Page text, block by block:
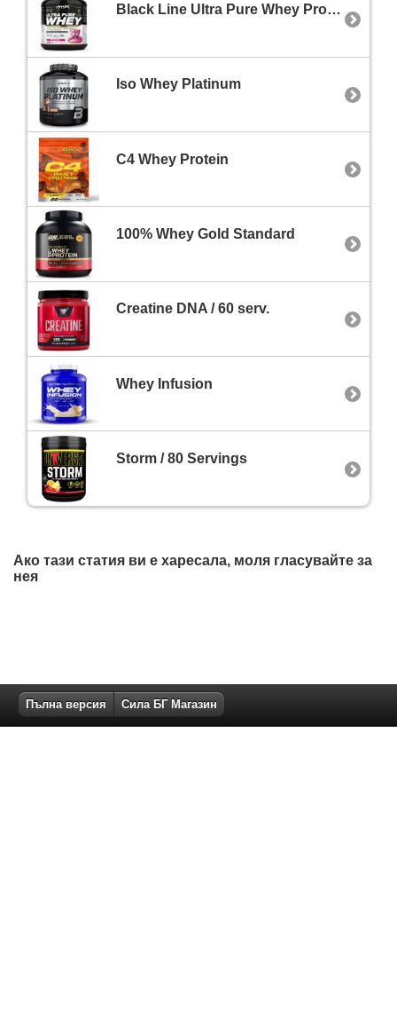
Black Line Ultra Pure Whey Protein
Iso Whey Platinum
C4 Whey Protein
100% Whey Gold Standard
Creatine DNA / 60 serv.
Whey Infusion
Storm / 80 Servings
Ако тази статия ви е харесала, моля гласувайте за
нея
Пълна версия Сила БГ Магазин